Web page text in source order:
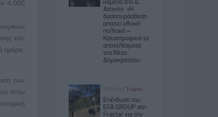
4.000
του
ημέρα.
των
στην